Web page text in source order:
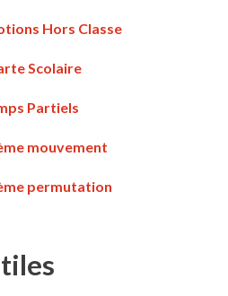
Hors Classe
Scolaire
Partiels
mouvement
permutation